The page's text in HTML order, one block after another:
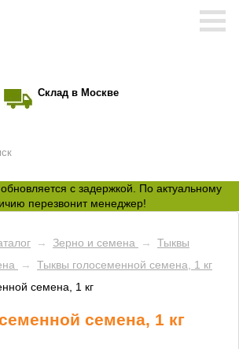
Склад в Москве
с задержкой. По актуальному
перезвонит менеджер!
→ Зерно и семена →
Тыквы
→
Тыквы голосеменной семена, 1 кг
семена, 1 кг
семена, 1 кг